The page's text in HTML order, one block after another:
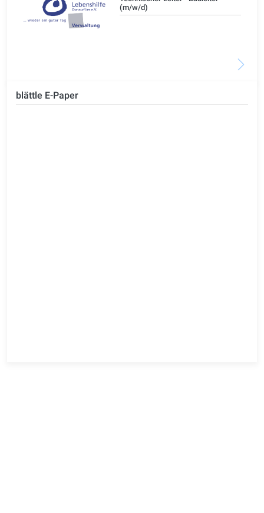
(m/w/d)
blättle E-Paper